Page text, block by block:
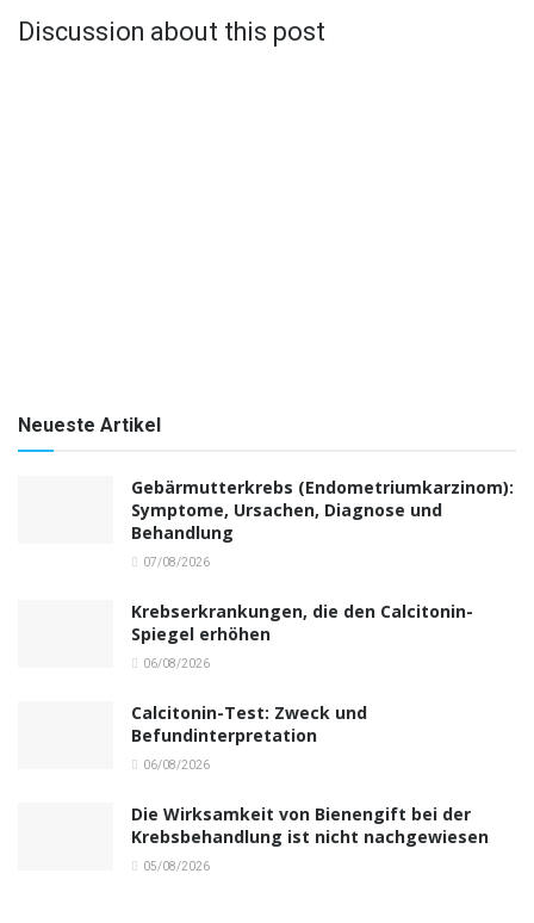
Discussion about this post
Neueste Artikel
Gebärmutterkrebs (Endometriumkarzinom):
Symptome, Ursachen, Diagnose und
Behandlung
07/08/2026
Krebserkrankungen, die den Calcitonin-
Spiegel erhöhen
06/08/2026
Calcitonin-Test: Zweck und
Befundinterpretation
06/08/2026
Die Wirksamkeit von Bienengift bei der
Krebsbehandlung ist nicht nachgewiesen
05/08/2026